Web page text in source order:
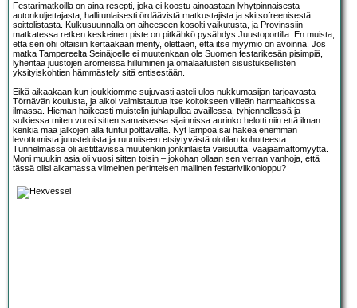
Festarimatkoilla on aina resepti, joka ei koostu ainoastaan lyhytpinnaisesta
autonkuljettajasta, hallitunlaisesti ördäävistä matkustajista ja skitsofreenisestä
soittolistasta. Kulkusuunnalla on aiheeseen kosolti vaikutusta, ja Provinssiin
matkatessa retken keskeinen piste on pitkähkö pysähdys Juustoportilla. En muista,
että sen ohi oltaisiin kertaakaan menty, olettaen, että itse myymiö on avoinna. Jos
matka Tampereelta Seinäjoelle ei muutenkaan ole Suomen festarikesän pisimpiä,
lyhentää juustojen aromeissa hilluminen ja omalaatuisten sisustuksellisten
yksityiskohtien hämmästely sitä entisestään.
Eikä aikaakaan kun joukkiomme sujuvasti asteli ulos nukkumasijan tarjoavasta
Törnävän koulusta, ja alkoi valmistautua itse koitokseen viileän harmaahkossa
ilmassa. Hieman haikeasti muistelin juhlapulloa availlessa, tyhjennellessä ja
sulkiessa miten vuosi sitten samaisessa sijainnissa aurinko helotti niin että ilman
kenkiä maa jalkojen alla tuntui polttavalta. Nyt lämpöä sai hakea enemmän
levottomista jutusteluista ja ruumiiseen etsiytyvästä olotilan kohotteesta.
Tunnelmassa oli aistittavissa muutenkin jonkinlaista vaisuutta, vääjäämättömyyttä.
Moni muukin asia oli vuosi sitten toisin – jokohan ollaan sen verran vanhoja, että
tässä olisi alkamassa viimeinen perinteisen mallinen festariviikonloppu?